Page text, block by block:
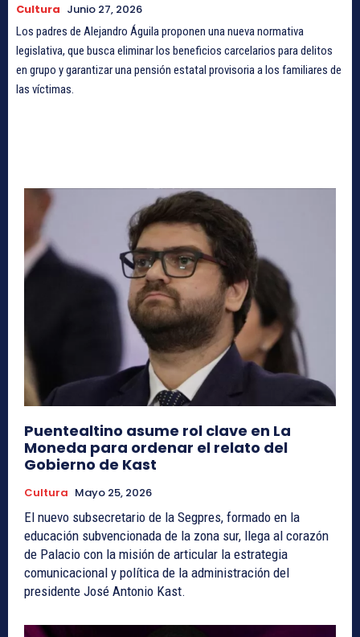
Cultura Junio 27, 2026
Los padres de Alejandro Águila proponen una nueva normativa
legislativa, que busca eliminar los beneficios carcelarios para delitos
en grupo y garantizar una pensión estatal provisoria a los familiares de
las víctimas.
Puentealtino asume rol clave en La
Moneda para ordenar el relato del
Gobierno de Kast
Cultura Mayo 25, 2026
El nuevo subsecretario de la Segpres, formado en la
educación subvencionada de la zona sur, llega al corazón
de Palacio con la misión de articular la estrategia
comunicacional y política de la administración del
presidente José Antonio Kast.